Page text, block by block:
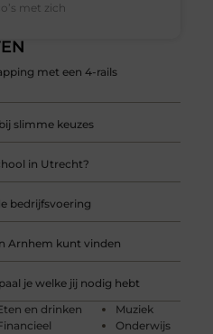
met een 4-rails
slimme keuzes
in Utrecht?
bedrijfsvoering
Arnhem kunt vinden
je welke jij nodig hebt
en drinken
Muziek
Onderwijs
met zich